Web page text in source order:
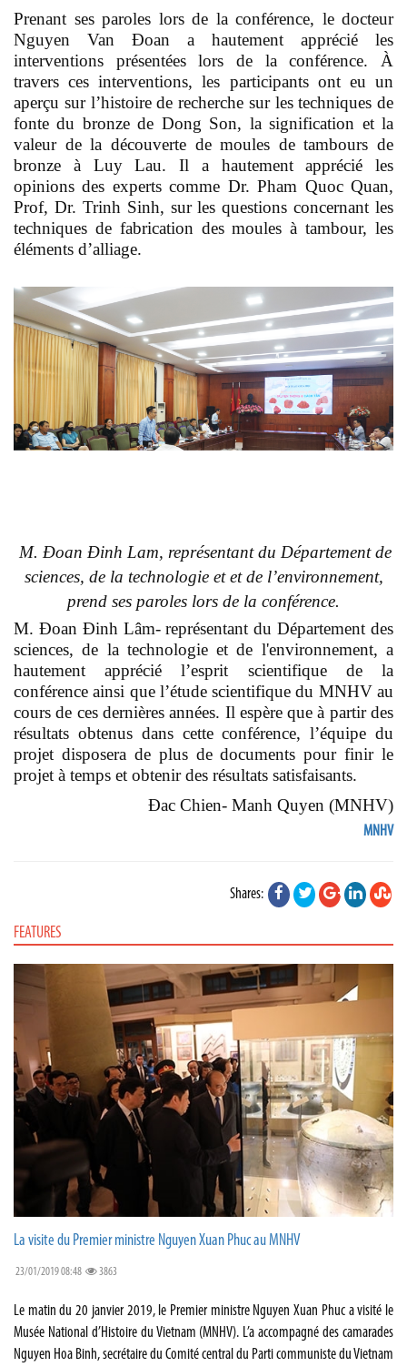
Prenant ses paroles lors de la conférence, le docteur
Nguyen Van Đoan a hautement apprécié les
interventions présentées lors de la conférence. À
travers ces interventions, les participants ont eu un
aperçu sur l’histoire de recherche sur les techniques de
fonte du bronze de Dong Son, la signification et la
valeur de la découverte de moules de tambours de
bronze à Luy Lau. Il a hautement apprécié les
opinions des experts comme Dr. Pham Quoc Quan,
Prof, Dr. Trinh Sinh, sur les questions concernant les
techniques de fabrication des moules à tambour, les
éléments d’alliage.
M. Đoan Đinh Lam, représentant du Département de
sciences, de la technologie et et de l’environnement,
prend ses paroles lors de la conférence.
M. Đoan Đinh Lâm- représentant du Département des
sciences, de la technologie et de l'environnement, a
hautement apprécié l’esprit scientifique de la
conférence ainsi que l’étude scientifique du MNHV au
cours de ces dernières années. Il espère que à partir des
résultats obtenus dans cette conférence, l’équipe du
projet disposera de plus de documents pour finir le
projet à temps et obtenir des résultats satisfaisants.
Đac Chien- Manh Quyen (MNHV)
MNHV
Shares:
FEATURES
La visite du Premier ministre Nguyen Xuan Phuc au MNHV
23/01/2019 08:48 3863
Le matin du 20 janvier 2019, le Premier ministre Nguyen Xuan Phuc a visité le
Musée National d’Histoire du Vietnam (MNHV). L’a accompagné des camarades
Nguyen Hoa Binh, secrétaire du Comité central du Parti communiste du Vietnam